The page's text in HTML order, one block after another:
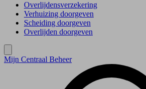
Overlijdensverzekering
Verhuizing doorgeven
Scheiding doorgeven
Overlijden doorgeven
Mijn Centraal Beheer